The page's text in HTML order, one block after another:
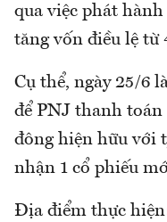
qua việc phát
tăng vốn điều lệ từ
Cụ thể, ngày 25/6
để PNJ thanh toán
đông hiện hữu với
nhận 1 cổ phiếu
Địa điểm thực